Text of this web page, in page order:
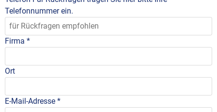
Telefonnummer ein.
Firma *
Ort
E-Mail-Adresse *